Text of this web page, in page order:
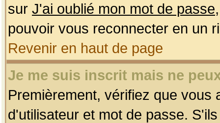
sur J'ai oublié mon mot de passe
pouvoir vous reconnecter en un
Revenir en haut de page
Je me suis inscrit mais ne
Premièrement, vérifiez que
d'utilisateur et mot de passe.